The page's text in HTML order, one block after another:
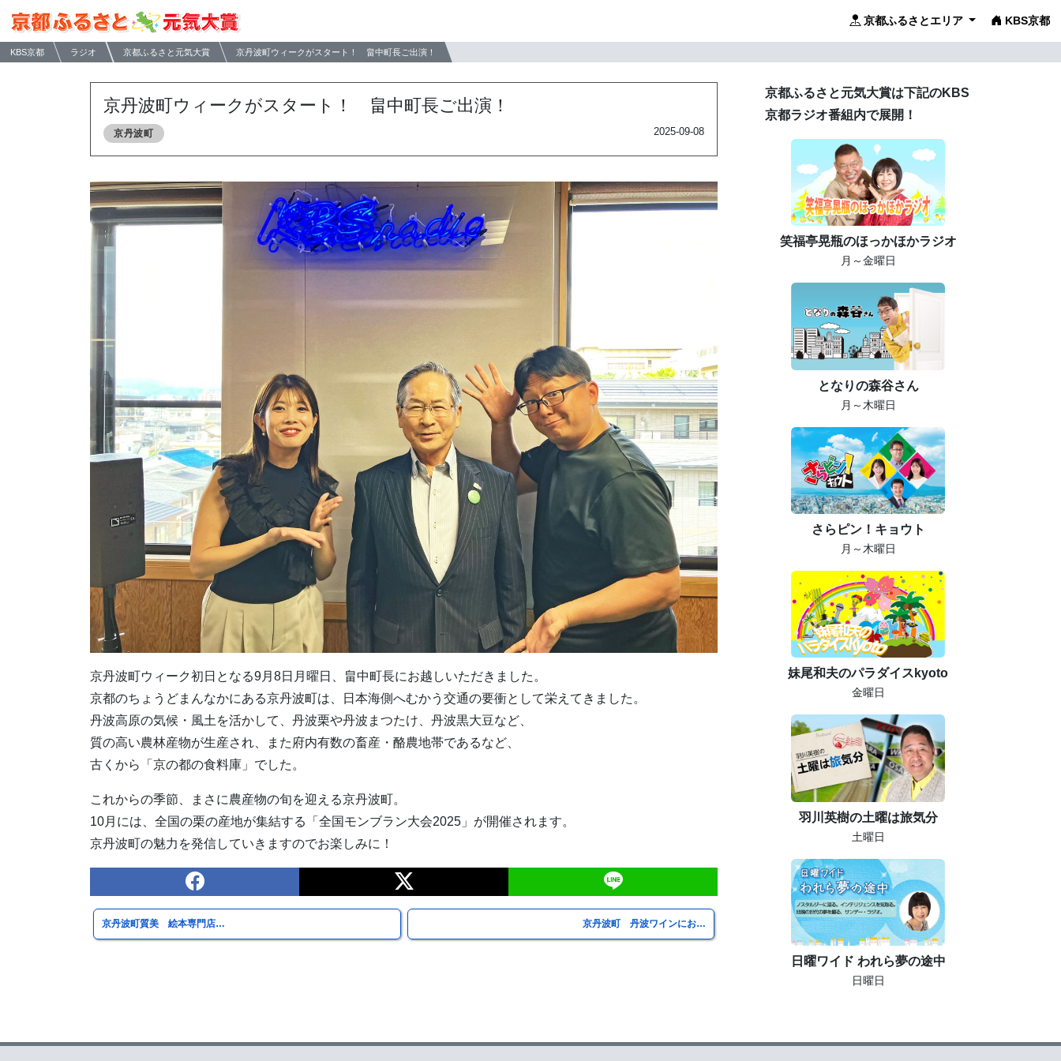
京都ふるさとエリア KBS京都
KBS京都 ラジオ 京都ふるさと元気大賞 京丹波町ウィークがスタート！ 畠中町長ご出演！
京丹波町ウィークがスタート！ 畠中町長ご出演！
京丹波町 2025-09-08
京丹波町ウィーク初日となる9月8日月曜日、畠中町長にお越しいただきました。
京都のちょうどまんなかにある京丹波町は、日本海側へむかう交通の要衝として栄えてきました。
丹波高原の気候・風土を活かして、丹波栗や丹波まつたけ、丹波黒大豆など、
質の高い農林産物が生産され、また府内有数の畜産・酪農地帯であるなど、
古くから「京の都の食料庫」でした。
これからの季節、まさに農産物の旬を迎える京丹波町。
10月には、全国の栗の産地が集結する「全国モンブラン大会2025」が開催されます。
京丹波町の魅力を発信していきますのでお楽しみに！
京丹波町質美 絵本専門店… 京丹波町 丹波ワインにお…
京都ふるさと元気大賞は下記のKBS
京都ラジオ番組内で展開！
笑福亭晃瓶のほっかほかラジオ
月～金曜日
となりの森谷さん
月～木曜日
さらピン！キョウト
月～木曜日
妹尾和夫のパラダイスkyoto
金曜日
羽川英樹の土曜は旅気分
土曜日
日曜ワイド われら夢の途中
日曜日